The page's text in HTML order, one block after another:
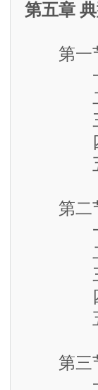
第五章
第一
一、
二、
三、
四、
五、
第二
一、
二、
三、
四、
五、
第三
一、